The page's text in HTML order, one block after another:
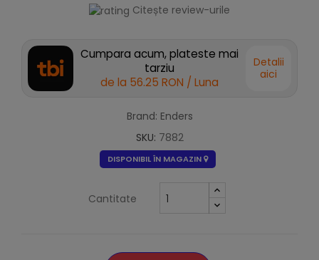
Citește review-urile
Cumpara acum, plateste mai
tarziu
de la 56.25 RON / Luna
Detalii
aici
Brand: Enders
SKU: 7882
DISPONIBIL ÎN MAGAZIN
Cantitate